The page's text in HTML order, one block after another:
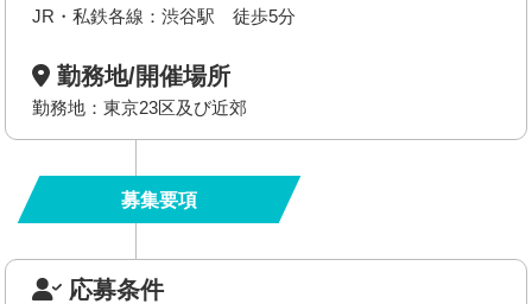
JR・私鉄各線：渋谷駅 徒歩5分
勤務地/開催場所
勤務地：東京23区及び近郊
募集要項
応募条件